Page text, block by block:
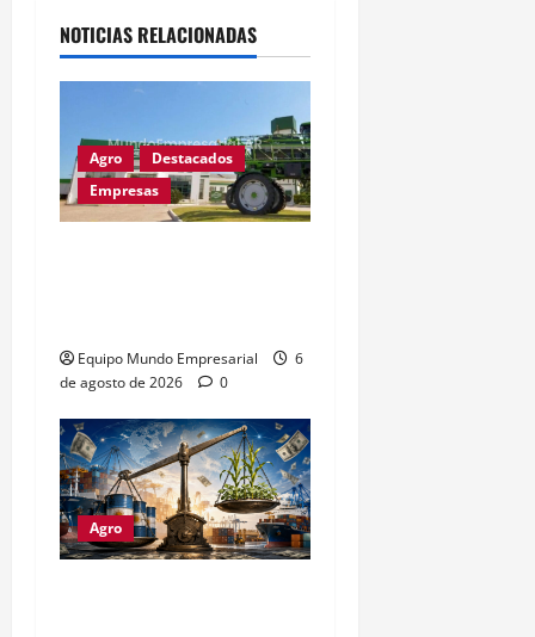
NOTICIAS RELACIONADAS
Agro
Destacados
Empresas
Equipo Mundo Empresarial
6
de agosto de 2026
0
Agro